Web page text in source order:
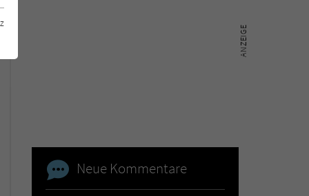
Neue Kommentare